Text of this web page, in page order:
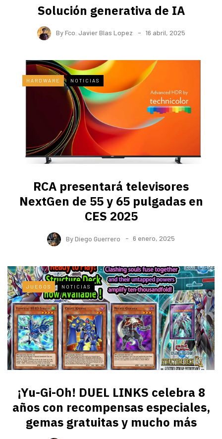
Solución generativa de IA
ByFco. Javier Blas Lopez 16 abril, 2025
HARDWARE NOTICIAS
RCA presentará televisores
NextGen de 55 y 65 pulgadas en
CES 2025
ByDiego Guerrero 6 enero, 2025
JUEGOS NOTICIAS
¡Yu-Gi-Oh! DUEL LINKS celebra 8
años con recompensas especiales,
gemas gratuitas y mucho más